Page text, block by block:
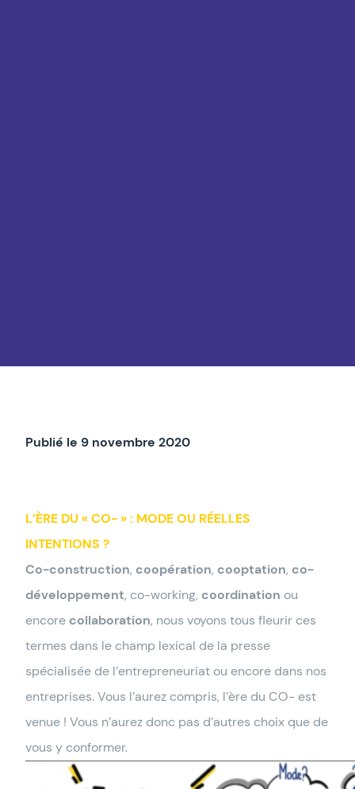
Publié le 9 novembre 2020
L’ÈRE DU « CO- » : MODE OU RÉELLES
INTENTIONS ?
Co-construction, coopération, cooptation, co-
développement, co-working, coordination ou
encore collaboration, nous voyons tous fleurir ces
termes dans le champ lexical de la presse
spécialisée de l’entrepreneuriat ou encore dans nos
entreprises. Vous l’aurez compris, l’ère du CO- est
venue ! Vous n’aurez donc pas d’autres choix que de
vous y conformer.